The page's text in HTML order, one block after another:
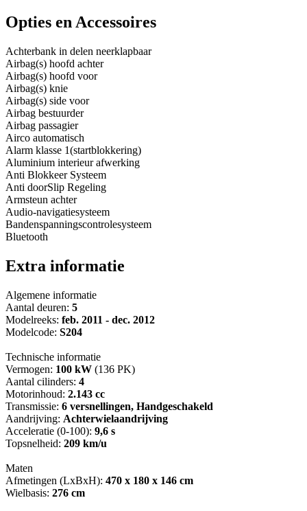
Opties en Accessoires
Achterbank in delen neerklapbaar
Airbag(s) hoofd achter
Airbag(s) hoofd voor
Airbag(s) knie
Airbag(s) side voor
Airbag bestuurder
Airbag passagier
Airco automatisch
Alarm klasse 1(startblokkering)
Aluminium interieur afwerking
Anti Blokkeer Systeem
Anti doorSlip Regeling
Armsteun achter
Audio-navigatiesysteem
Bandenspanningscontrolesysteem
Bluetooth
Extra informatie
Algemene informatie
Aantal deuren: 5
Modelreeks: feb. 2011 - dec. 2012
Modelcode: S204
Technische informatie
Vermogen: 100 kW (136 PK)
Aantal cilinders: 4
Motorinhoud: 2.143 cc
Transmissie: 6 versnellingen, Handgeschakeld
Aandrijving: Achterwielaandrijving
Acceleratie (0-100): 9,6 s
Topsnelheid: 209 km/u
Maten
Afmetingen (LxBxH): 470 x 180 x 146 cm
Wielbasis: 276 cm